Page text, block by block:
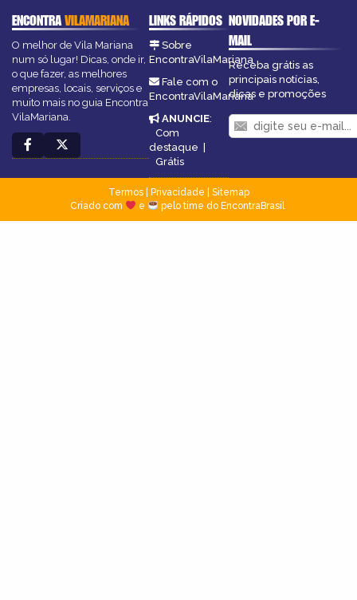
ENCONTRAVILAMARIANA
O melhor de Vila Mariana
num só lugar! Dicas, onde ir,
o que fazer, as melhores
empresas, locais, serviços e
muito mais no guia Encontra
VilaMariana.
LINKS RÁPIDOS
Sobre
EncontraVilaMariana
Fale com o
EncontraVilaMariana
ANUNCIE:
Com
destaque
Grátis
NOVIDADES POR E-
MAIL
Receba grátis as
principais notícias,
dicas e promoções
Termos| Privacidade
Sitemap
Criado com
e pelo time do EncontraBrasil